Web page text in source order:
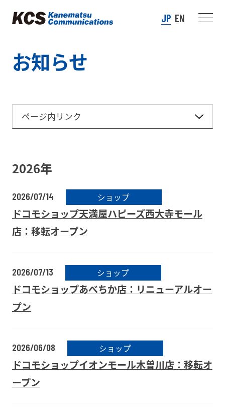
JP EN
お知らせ
ページ内リンク
2026年
2026/07/14 ショップ
ドコモショップ天満屋ハピーズ西大寺モール
店：移転オープン
2026/07/13 ショップ
ドコモショップあべちか店：リニューアルオー
プン
2026/06/08 ショップ
ドコモショップイオンモール木曽川店：移転オ
ープン